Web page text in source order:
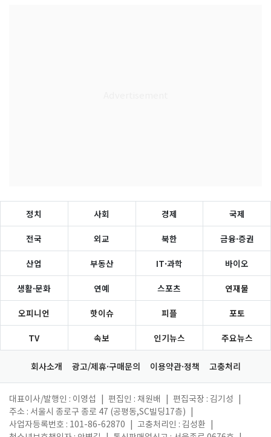
정치 사회 경제 국제
전국 외교 북한 금융·증권
산업 부동산 IT·과학 바이오
생활·문화 연예 스포츠 연재물
오피니언 핫이슈 피플 포토
TV 속보 인기뉴스 주요뉴스
회사소개 광고/제휴·구매문의 이용약관·정책 고충처리
대표이사/발행인 : 이영섭 편집인 : 채원배 편집국장 : 김기성
주소 : 서울시 종로구 종로 47 (공평동,SC빌딩17층)
사업자등록번호 : 101-86-62870
고충처리인 : 김성환